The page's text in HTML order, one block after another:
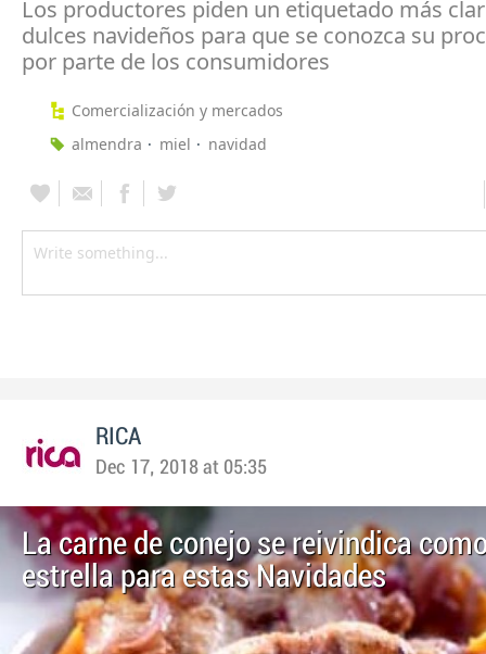
Los productores piden un etiquetado más
dulces navideños para que se conozca su
por parte de los consumidores
Comercialización y mercados
almendra
miel navidad
RICA
Dec 17, 2018 at 05:35
La carne de conejo se reivindica
estrella para estas Navidades